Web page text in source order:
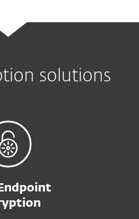
solutions
Endpoint